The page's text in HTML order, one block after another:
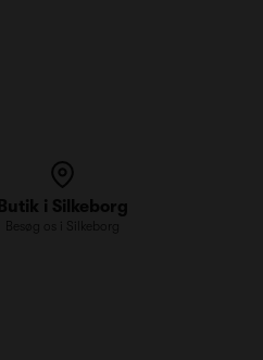
Butik i Silkeborg
Besøg os i Silkeborg